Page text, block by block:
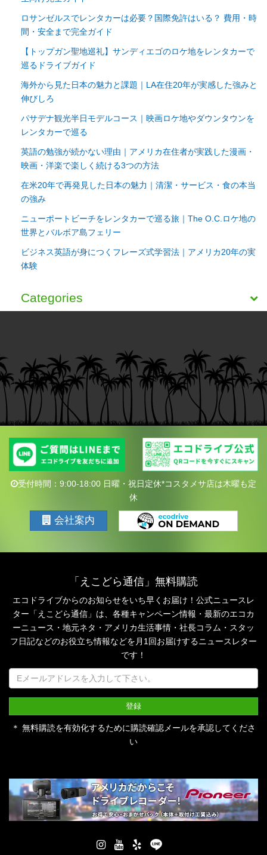
ロサンゼルスでレンタカーは必要？国際免許はいる？ 費用・時
間・安全まで完全ガイド
【トップガン聖地巡礼】サンディエゴのロケ地をレンタカーで
巡るドライブガイド
海外から見た日本の魅力と課題｜LA在住20年が実感した強みと
伸びしろ
パサデナ観光半日モデルコース｜映画ロケ地やダウンタウンを
レンタカーで巡る
英語の勉強が続かない理由｜アメリカ在住者が実践した漫画・
映画・洋楽で楽しく続ける3つの方法
在米20年で再発見した日本の魅力｜清潔・サービス・食の本当
の強み
ニューポートビーチをレンタカーで巡る旅｜The O.C.ロケ地の
世界とバルボア島フェリー
ビジネス英語が身につくフレーズ式学習法｜アメリカ20年の実
体験
Categories
受付時間：9:00-18:00 日曜・祝日定休*コスタメサ店は木曜も定
休
会社案内
「えこどら通信」無料購読
エコドライブからのお知らせをいち早くお届け！公式ニュースレ
ター「えこどら通信」は、 各種キャンペーン情報・最新のエコカ
ーニュース・地元ネタ・アメリカ生活事情・社長コラム・ スタッ
フ日記などのお役立ち情報などを月1回お届けするニュースレター
です！
＊ 無料購読を有効化するために購読確認メールを承認してくださ
い